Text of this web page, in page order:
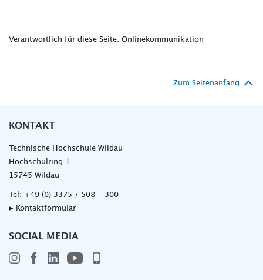
Verantwortlich für diese Seite: Onlinekommunikation
Zum Seitenanfang
KONTAKT
Technische Hochschule Wildau
Hochschulring 1
15745 Wildau
Tel: +49 (0) 3375 / 508 - 300
▸ Kontaktformular
SOCIAL MEDIA